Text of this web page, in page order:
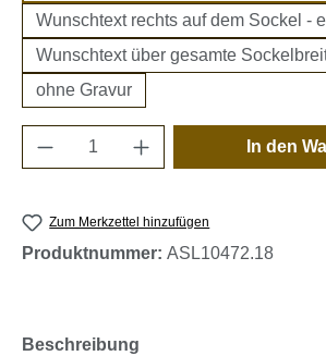
Wunschtext rechts auf dem Sockel -
Wunschtext über gesamte
ohne Gravur
Produkt Anzahl: Gib den
In den
Zum Merkzettel hinzufügen
Produktnummer: ASL10472.18
Beschreibung